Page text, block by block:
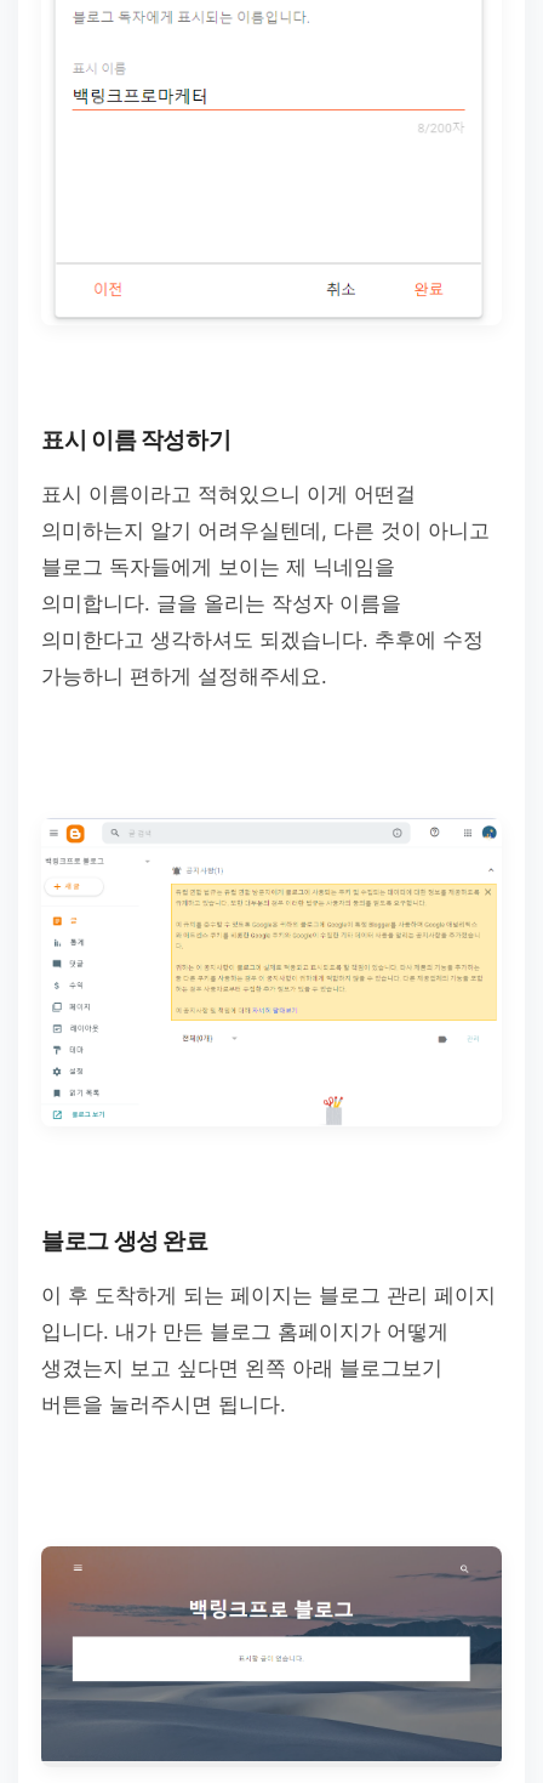
표시 이름 작성하기
표시 이름이라고 적혀있으니 이게 어떤걸
의미하는지 알기 어려우실텐데, 다른 것이 아니고
블로그 독자들에게 보이는 제 닉네임을
의미합니다. 글을 올리는 작성자 이름을
의미한다고 생각하셔도 되겠습니다. 추후에 수정
가능하니 편하게 설정해주세요.
블로그 생성 완료
이 후 도착하게 되는 페이지는 블로그 관리 페이지
입니다. 내가 만든 블로그 홈페이지가 어떻게
생겼는지 보고 싶다면 왼쪽 아래 블로그보기
버튼을 눌러주시면 됩니다.